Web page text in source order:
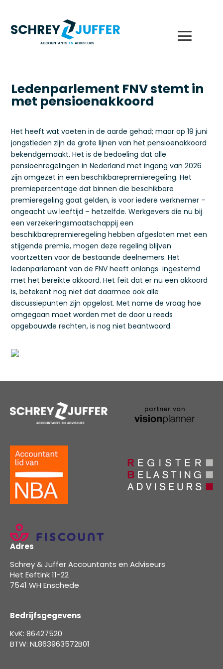
Ledenparlement FNV stemt in
met pensioenakkoord
Het heeft wat voeten in de aarde gehad; maar op 19 juni
jongstleden zijn de grote lijnen van het pensioenakkoord
bekendgemaakt. Het is de bedoeling dat alle
pensioenregelingen in Nederland met ingang van 2026
zijn omgezet in een beschikbarepremieregeling. Het
premiepercentage dat binnen die beschikbare
premieregeling gaat gelden, is voor iedere werknemer –
ongeacht uw leeftijd – hetzelfde. Werkgevers die nu bij
een verzekeringsmaatschappij een
beschikbarepremieregeling hebben afgesloten met een
stijgende premie, mogen deze regeling blijven
voortzetten voor de bestaande deelnemers. Het
ledenparlement van de FNV heeft onlangs ingestemd
met het bereikte akkoord. Het feit dat er nu een akkoord
is, betekent nog niet dat daarmee ook alle
discussiepunten zijn opgelost. Met name de vraag hoe
omgegaan moet worden met de door u reeds
opgebouwde rechten, is nog niet beantwoord.
Adres
Schrey & Juffer Accountants en Adviseurs
Het Eeftink 11-22
7541 WH Enschede
Bedrijfsgegevens
KvK: 86427520
BTW: NL863963572B01